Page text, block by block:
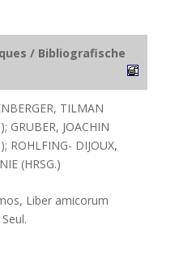
/ Bibliografische
TILMAN
GRUBER, JOACHIN
ROHLFING- DIJOUX,
(HRSG.)
Liber amicorum